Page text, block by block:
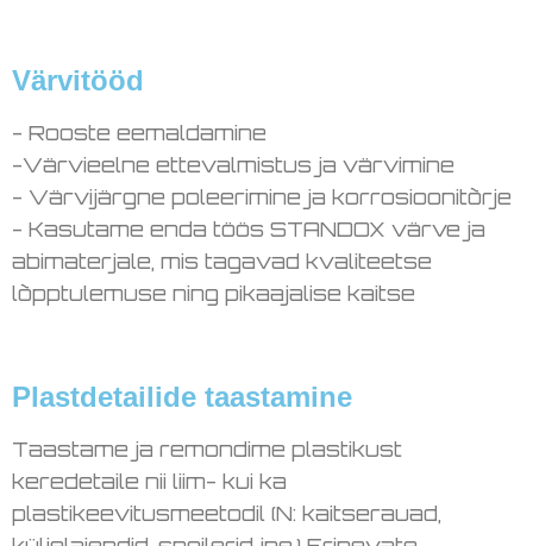
Värvitööd
- Rooste eemaldamine
-Värvieelne ettevalmistus ja värvimine
- Värvijärgne poleerimine ja korrosioonitõrje
- Kasutame enda töös STANDOX värve ja
abimaterjale, mis tagavad kvaliteetse
lõpptulemuse ning pikaajalise kaitse
Plastdetailide taastamine
Taastame ja remondime plastikust
keredetaile nii liim- kui ka
plastikeevitusmeetodil (N: kaitserauad,